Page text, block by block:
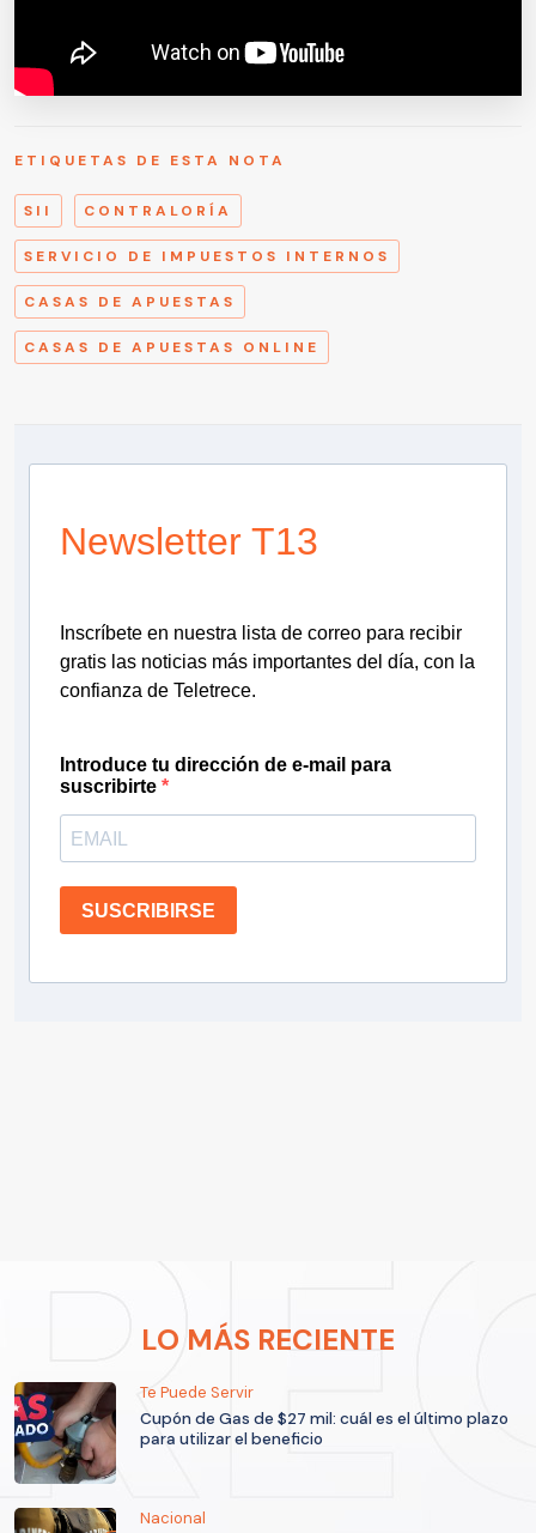
ETIQUETAS DE ESTA NOTA
SII CONTRALORÍA
SERVICIO DE IMPUESTOS INTERNOS
CASAS DE APUESTAS
CASAS DE APUESTAS ONLINE
Newsletter T13
Inscríbete en nuestra lista de correo para recibir
gratis las noticias más importantes del día, con la
confianza de Teletrece.
Introduce tu dirección de e-mail para
suscribirte
SUSCRIBIRSE
LO MÁS RECIENTE
Te Puede Servir
Cupón de Gas de $27 mil: cuál es el último plazo
para utilizar el beneficio
Nacional